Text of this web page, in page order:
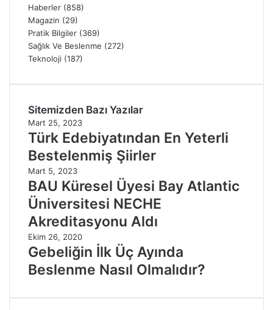
Haberler (858)
Magazin (29)
Pratik Bilgiler (369)
Sağlık Ve Beslenme (272)
Teknoloji (187)
Sitemizden Bazı Yazılar
Mart 25, 2023
Türk Edebiyatından En Yeterli
Bestelenmiş Şiirler
Mart 5, 2023
BAU Küresel Üyesi Bay Atlantic
Üniversitesi NECHE
Akreditasyonu Aldı
Ekim 26, 2020
Gebeliğin İlk Üç Ayında
Beslenme Nasıl Olmalıdır?